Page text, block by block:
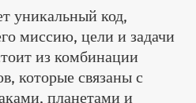
уникальный код,
миссию, цели и задачи
из комбинации
которые связаны с
планетами и